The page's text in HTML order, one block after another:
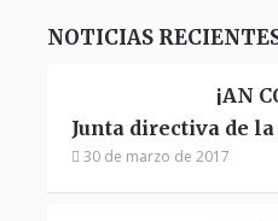
NOTICIAS
¡AN
Junta directiva de
30 de marzo de 2017